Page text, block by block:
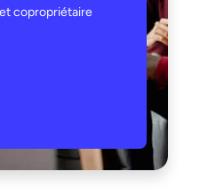
copropriétaire